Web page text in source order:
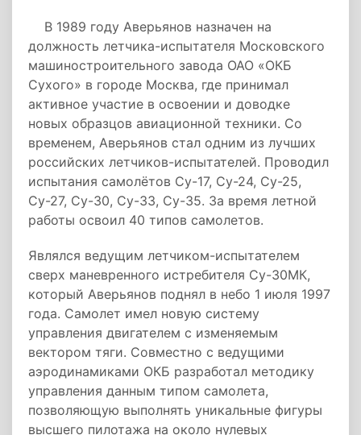
В 1989 году Аверьянов назначен на
должность летчика-испытателя Московского
машиностроительного завода ОАО «ОКБ
Сухого» в городе Москва, где принимал
активное участие в освоении и доводке
новых образцов авиационной техники. Со
временем, Аверьянов стал одним из лучших
российских летчиков-испытателей. Проводил
испытания самолётов Су-17, Су-24, Су-25,
Су-27, Су-30, Су-33, Су-35. За время летной
работы освоил 40 типов самолетов.
Являлся ведущим летчиком-испытателем
сверх маневренного истребителя Су-30МК,
который Аверьянов поднял в небо 1 июля 1997
года. Самолет имел новую систему
управления двигателем с изменяемым
вектором тяги. Совместно с ведущими
аэродинамиками ОКБ разработал методику
управления данным типом самолета,
позволяющую выполнять уникальные фигуры
высшего пилотажа на около нулевых